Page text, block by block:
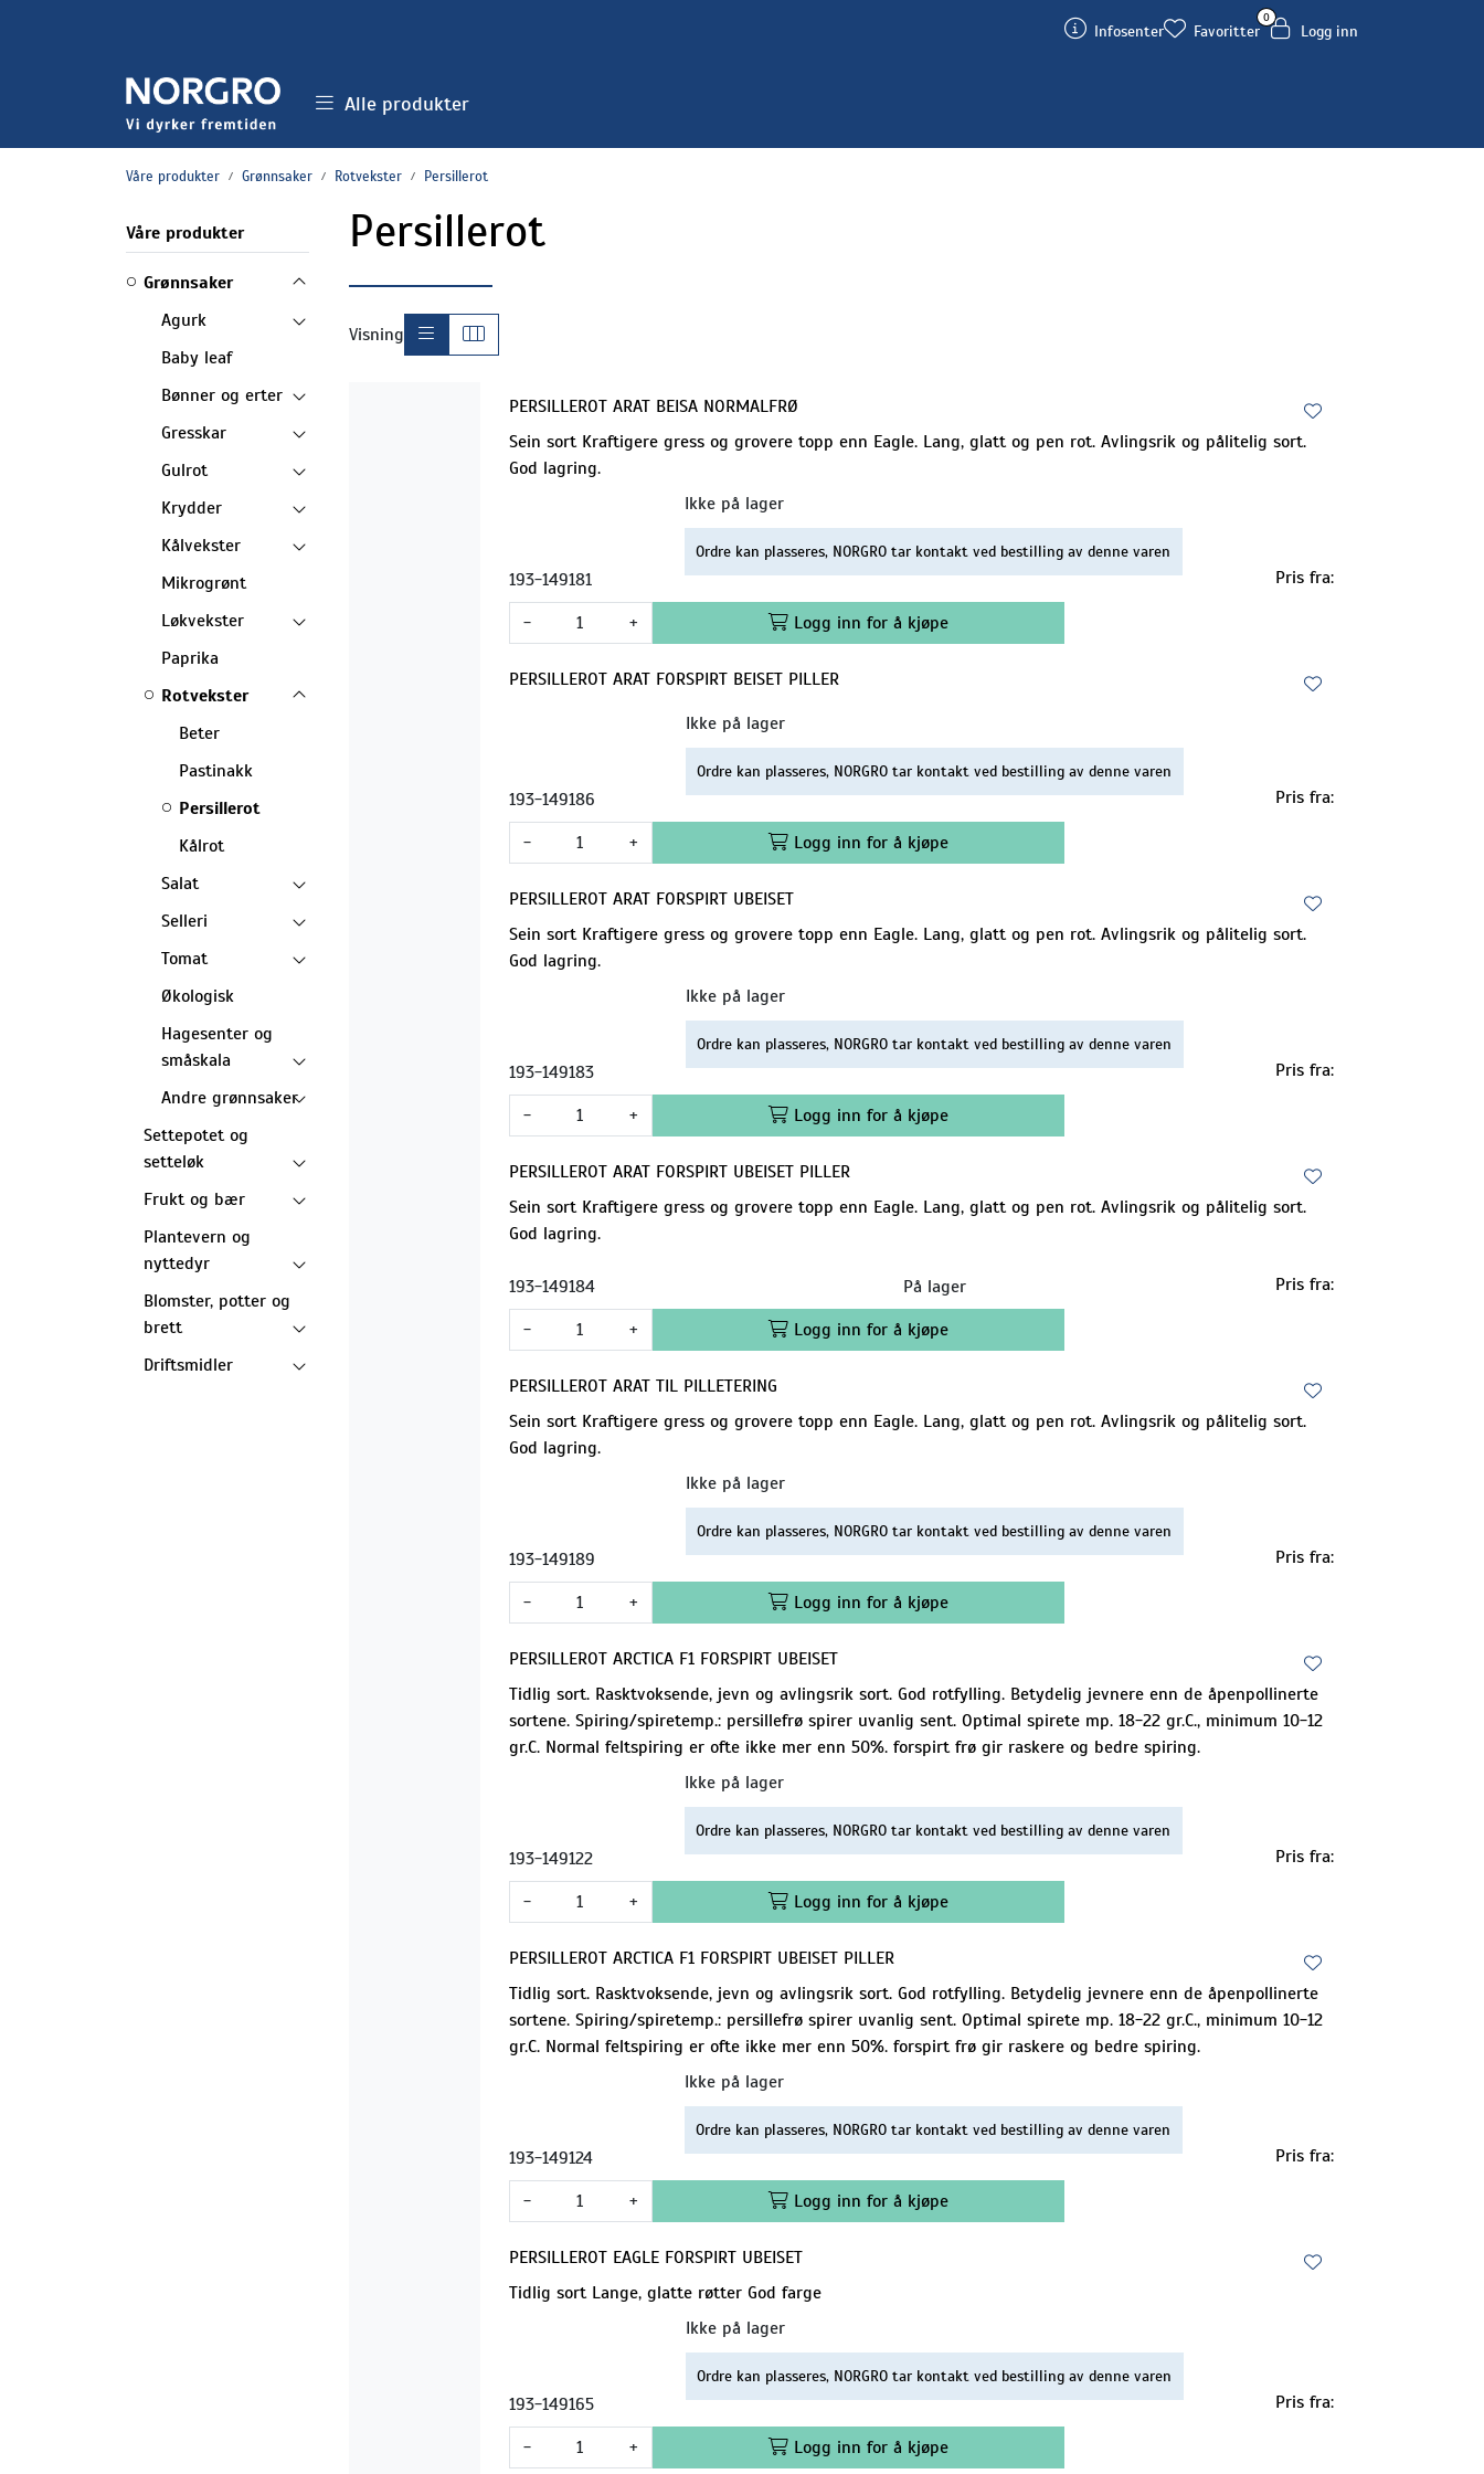
Infosenter
0
Favoritter Logg inn
Alle produkter
Våre produkter Grønnsaker Rotvekster Persillerot
Våre produkter
Grønnsaker
Agurk
Baby leaf
Bønner og erter
Gresskar
Gulrot
Krydder
Kålvekster
Mikrogrønt
Løkvekster
Paprika
Rotvekster
Beter
Pastinakk
Persillerot
Kålrot
Salat
Selleri
Tomat
Økologisk
Hagesenter og
småskala
Andre grønnsaker
Settepotet og
setteløk
Frukt og bær
Plantevern og
nyttedyr
Blomster, potter og
brett
Driftsmidler
Persillerot
Visning
PERSILLEROT ARAT BEISA NORMALFRØ
Sein sort Kraftigere gress og grovere topp enn Eagle. Lang, glatt og pen rot. Avlingsrik og pålitelig sort.
God lagring.
193-149181
Ikke på lager
Ordre kan plasseres, NORGRO tar kontakt ved bestilling av denne varen
Pris fra:
- + Logg inn for å kjøpe
PERSILLEROT ARAT FORSPIRT BEISET PILLER
193-149186
Ikke på lager
Ordre kan plasseres, NORGRO tar kontakt ved bestilling av denne varen
Pris fra:
- + Logg inn for å kjøpe
PERSILLEROT ARAT FORSPIRT UBEISET
Sein sort Kraftigere gress og grovere topp enn Eagle. Lang, glatt og pen rot. Avlingsrik og pålitelig sort.
God lagring.
193-149183
Ikke på lager
Ordre kan plasseres, NORGRO tar kontakt ved bestilling av denne varen
Pris fra:
- + Logg inn for å kjøpe
PERSILLEROT ARAT FORSPIRT UBEISET PILLER
Sein sort Kraftigere gress og grovere topp enn Eagle. Lang, glatt og pen rot. Avlingsrik og pålitelig sort.
God lagring.
193-149184 På lager Pris fra:
- + Logg inn for å kjøpe
PERSILLEROT ARAT TIL PILLETERING
Sein sort Kraftigere gress og grovere topp enn Eagle. Lang, glatt og pen rot. Avlingsrik og pålitelig sort.
God lagring.
193-149189
Ikke på lager
Ordre kan plasseres, NORGRO tar kontakt ved bestilling av denne varen
Pris fra:
- + Logg inn for å kjøpe
PERSILLEROT ARCTICA F1 FORSPIRT UBEISET
Tidlig sort. Rasktvoksende, jevn og avlingsrik sort. God rotfylling. Betydelig jevnere enn de åpenpollinerte
sortene. Spiring/spiretemp.: persillefrø spirer uvanlig sent. Optimal spirete mp. 18-22 gr.C., minimum 10-12
gr.C. Normal feltspiring er ofte ikke mer enn 50%. forspirt frø gir raskere og bedre spiring.
193-149122
Ikke på lager
Ordre kan plasseres, NORGRO tar kontakt ved bestilling av denne varen
Pris fra:
- + Logg inn for å kjøpe
PERSILLEROT ARCTICA F1 FORSPIRT UBEISET PILLER
Tidlig sort. Rasktvoksende, jevn og avlingsrik sort. God rotfylling. Betydelig jevnere enn de åpenpollinerte
sortene. Spiring/spiretemp.: persillefrø spirer uvanlig sent. Optimal spirete mp. 18-22 gr.C., minimum 10-12
gr.C. Normal feltspiring er ofte ikke mer enn 50%. forspirt frø gir raskere og bedre spiring.
193-149124
Ikke på lager
Ordre kan plasseres, NORGRO tar kontakt ved bestilling av denne varen
Pris fra:
- + Logg inn for å kjøpe
PERSILLEROT EAGLE FORSPIRT UBEISET
Tidlig sort Lange, glatte røtter God farge
193-149165
Ikke på lager
Ordre kan plasseres, NORGRO tar kontakt ved bestilling av denne varen
Pris fra:
- + Logg inn for å kjøpe